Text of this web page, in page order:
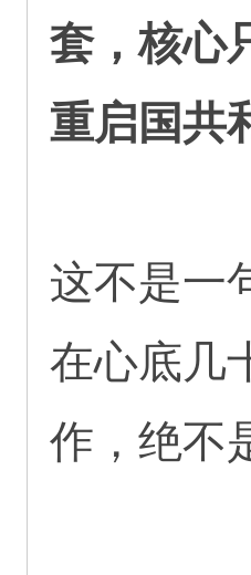
套，核心
重启国共
这不是一
在心底几
作，绝不